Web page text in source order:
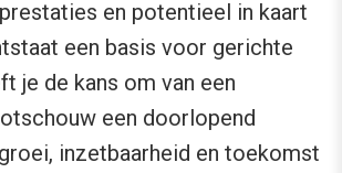
en potentieel in kaart
een basis voor gerichte
je de kans om van een
een doorlopend
inzetbaarheid en toekomst